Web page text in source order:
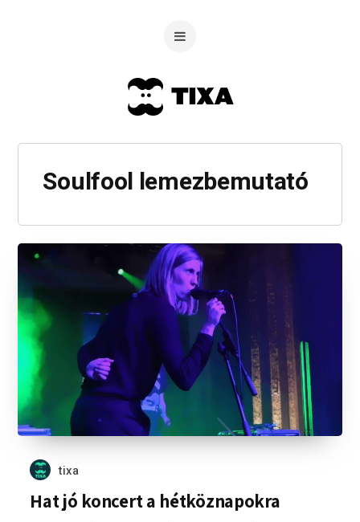
Soulfool lemezbemutató
tixa
Hat jó koncert a hétköznapokra